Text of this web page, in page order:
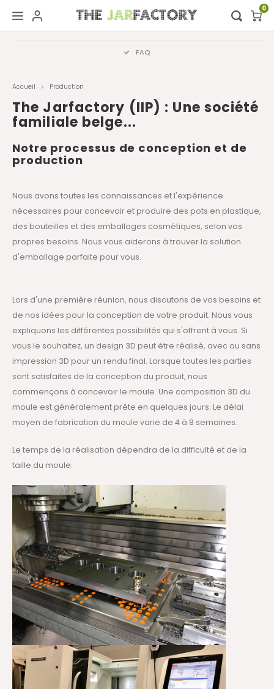
Hoofdmenu / digital showroom
Decoration
Hoofdmenu
Nederlands
English
Français
0
FAQ
Accueil Production
The Jarfactory (IIP) : Une société
familiale belge...
Notre processus de conception et de
production
Nous avons toutes les connaissances et l'expérience
nécessaires pour concevoir et produire des pots en plastique,
des bouteilles et des emballages cosmétiques, selon vos
propres besoins. Nous vous aiderons à trouver la solution
d'emballage parfaite pour vous.
Lors d'une première réunion, nous discutons de vos besoins et
de nos idées pour la conception de votre produit. Nous vous
expliquons les différentes possibilités qui s'offrent à vous. Si
vous le souhaitez, un design 3D peut être réalisé, avec ou sans
impression 3D pour un rendu final. Lorsque toutes les parties
sont satisfaites de la conception du produit, nous
commençons à concevoir le moule. Une composition 3D du
moule est généralement prête en quelques jours. Le délai
moyen de fabrication du moule varie de 4 à 8 semaines.
Le temps de la réalisation dépendra de la difficulté et de la
taille du moule.